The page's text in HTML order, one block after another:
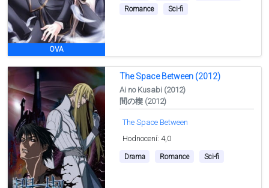
OVA
Romance
Sci-fi
The Space Between (2012)
Ai no Kusabi (2012)
間の楔 (2012)
The Space Between
Hodnocení: 4,0
Drama Romance Sci-fi